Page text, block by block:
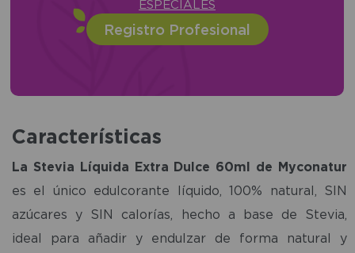
ESPECIALES
Registro Profesional
Características
La Stevia Líquida Extra Dulce 60ml de Myconatur
es el único edulcorante líquido, 100% natural, SIN
azúcares y SIN calorías, hecho a base de Stevia,
ideal para añadir y endulzar de forma natural y